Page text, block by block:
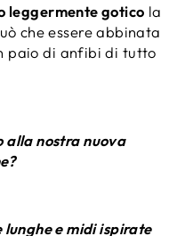
leggermente gotico la
che essere abbinata
paio di anfibi di tutto
alla nostra nuova
e midi ispirate